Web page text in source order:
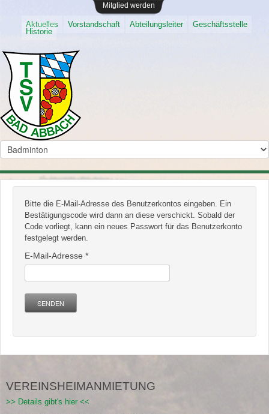
Mitglied werden
Aktuelles Vorstandschaft Abteilungsleiter
Geschäftsstelle
Historie
Bitte die E-Mail-Adresse des Benutzerkontos eingeben. Ein
Bestätigungscode wird dann an diese verschickt. Sobald der
Code vorliegt, kann ein neues Passwort für das Benutzerkonto
festgelegt werden.
E-Mail-Adresse *
SENDEN
VEREINSHEIMANMIETUNG
>> Details gibt's hier <<